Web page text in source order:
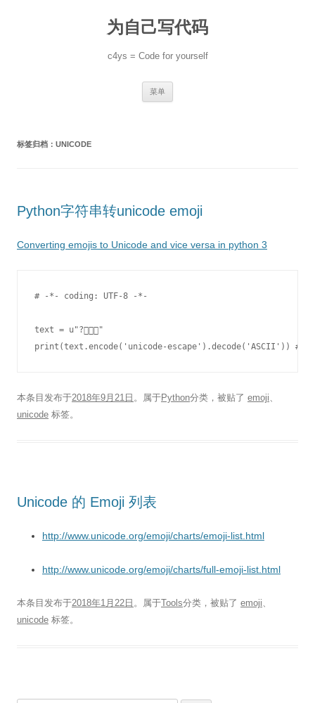
为自己写代码
c4ys = Code for yourself
菜单
标签归档： UNICODE
Python字符串转unicode emoji
Converting emojis to Unicode and vice versa in python 3
# -*- coding: UTF-8 -*-
text = u"?"
本条目发布于2018年9月21日 。属于Python分类，被贴了 emoji、
unicode 标签。
Unicode 的 Emoji 列表
http://www.unicode.org/emoji/charts/emoji-list.html
http://www.unicode.org/emoji/charts/full-emoji-list.html
本条目发布于2018年1月22日 。属于Tools分类，被贴了 emoji、
unicode 标签。